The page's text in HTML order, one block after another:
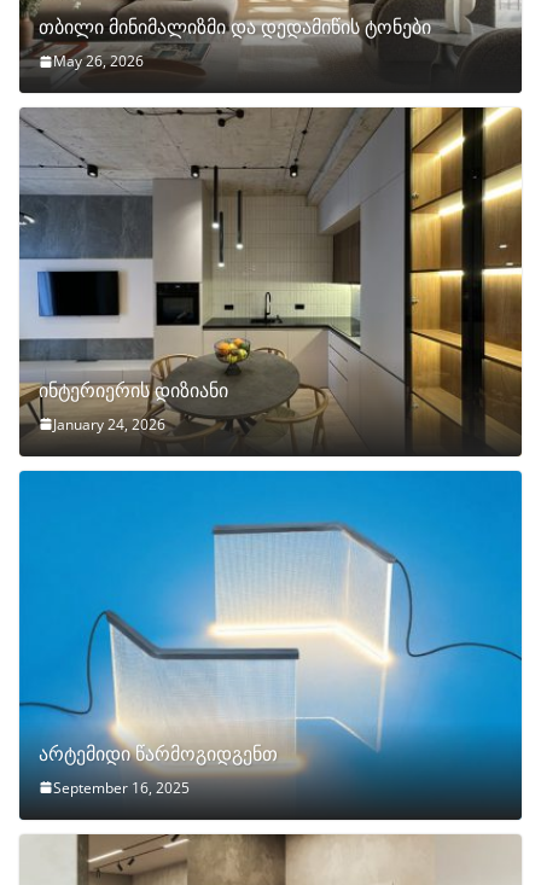
თბილი მინიმალიზმი და დედამიწის ტონები
May 26, 2026
ინტერიერის დიზიანი
January 24, 2026
არტემიდი წარმოგიდგენთ
September 16, 2025